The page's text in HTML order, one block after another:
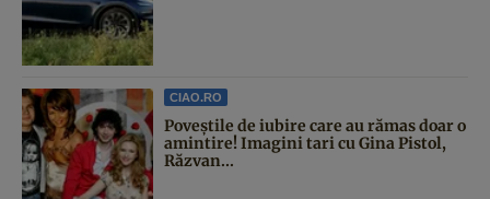
CIAO.RO
Poveştile de iubire care au rămas doar o
amintire! Imagini tari cu Gina Pistol,
Răzvan...